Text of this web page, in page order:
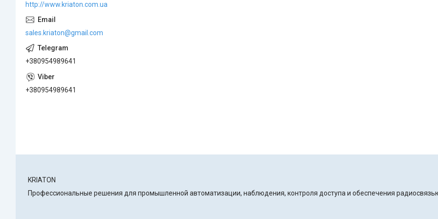
http://www.kriaton.com.ua
sales.kriaton@gmail.com
+380954989641
+380954989641
KRIATON
Профессиональные решения для промышленной автоматизации, наблюдения, контроля доступа и обеспечения